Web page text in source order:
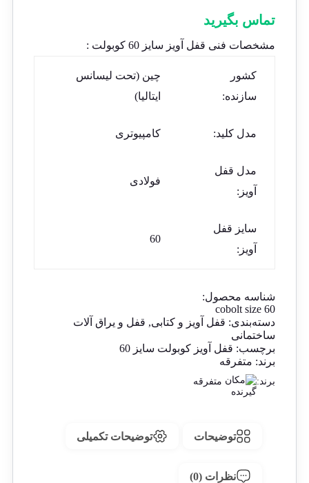
تماس بگیرید
مشخصات فنی قفل آویز سایز 60 کوبولت :
کشور
سازنده:
چین (تحت لیسانس
ایتالیا)
مدل کلید: کامپیوتری
مدل قفل
آویز:
فولادی
سایز قفل
آویز:
60
شناسه محصول:
cobolt size 60
دسته‌بندی: قفل آویز و کتابی, قفل و یراق آلات
ساختمانی
برچسب: قفل آویز کوبولت سایز 60
برند: متفرقه
برند: متفرقه
توضیحات توضیحات تکمیلی
نظرات (0)